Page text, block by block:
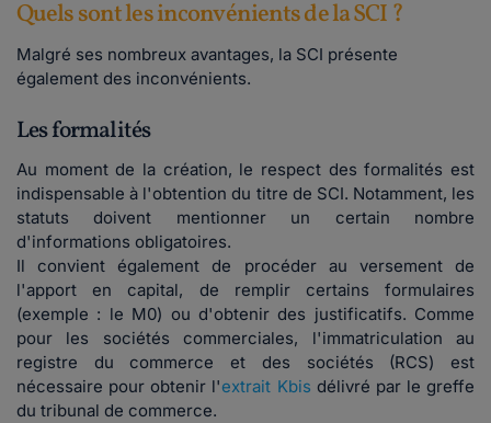
Quels sont les inconvénients de la SCI ?
Malgré ses nombreux avantages, la SCI présente
également des inconvénients.
Les formalités
Au moment de la création, le respect des formalités est
indispensable à l'obtention du titre de SCI. Notamment, les
statuts doivent mentionner un certain nombre
d'informations obligatoires.
Il convient également de procéder au versement de
l'apport en capital, de remplir certains formulaires
(exemple : le M0) ou d'obtenir des justificatifs. Comme
pour les sociétés commerciales, l'immatriculation au
registre du commerce et des sociétés (RCS) est
nécessaire pour obtenir l'extrait Kbis délivré par le greffe
du tribunal de commerce.